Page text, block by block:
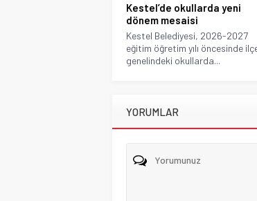
Kestel’de okullarda yeni
dönem mesaisi
Kestel Belediyesi, 2026-2027
eğitim öğretim yılı öncesinde
genelindeki okullarda...
YORUMLAR